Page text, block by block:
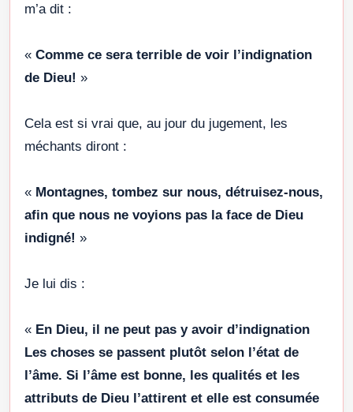
m’a dit :
« Comme ce sera terrible de voir l’indignation
de Dieu! »
Cela est si vrai que, au jour du jugement, les
méchants diront :
« Montagnes, tombez sur nous, détruisez-nous,
afin que nous ne voyions pas la face de Dieu
indigné! »
Je lui dis :
« En Dieu, il ne peut pas y avoir d’indignation
Les choses se passent plutôt selon l’état de
l’âme. Si l’âme est bonne, les qualités et les
attributs de Dieu l’attirent et elle est consumée